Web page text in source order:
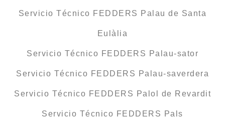
Servicio Técnico FEDDERS Palau de Santa
Eulàlia
Servicio Técnico FEDDERS Palau-sator
Servicio Técnico FEDDERS Palau-saverdera
Servicio Técnico FEDDERS Palol de Revardit
Servicio Técnico FEDDERS Pals